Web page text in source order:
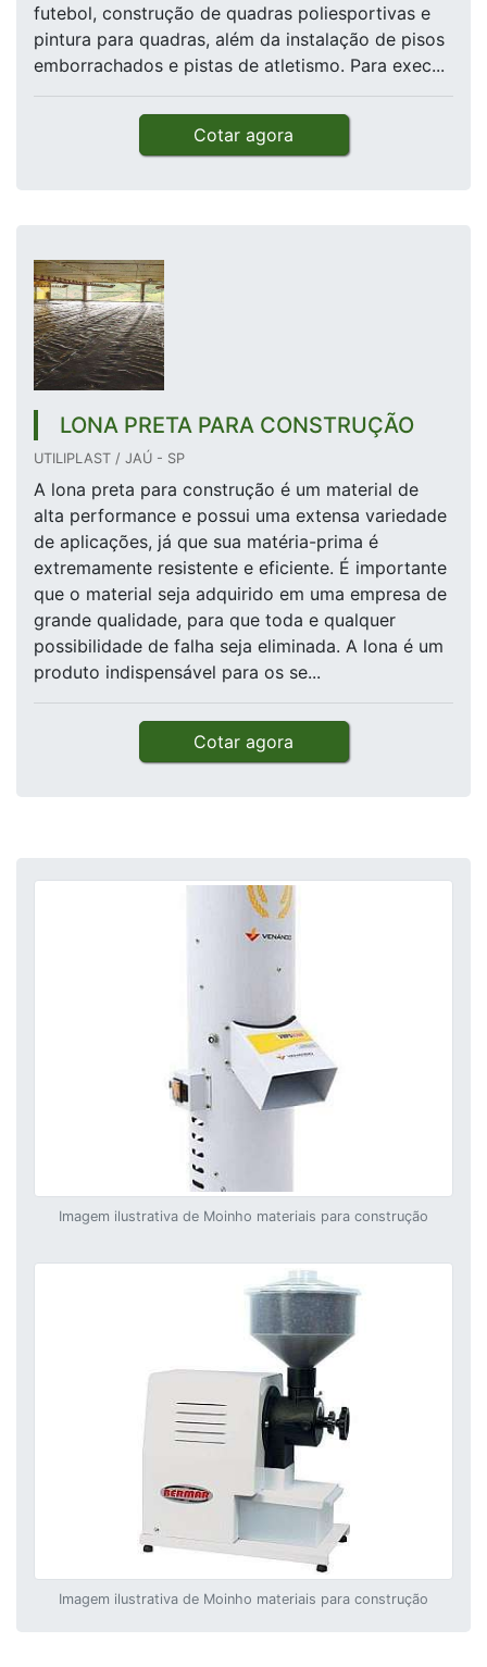
futebol, construção de quadras poliesportivas e
pintura para quadras, além da instalação de pisos
emborrachados e pistas de atletismo. Para exec...
Cotar agora
LONA PRETA PARA CONSTRUÇÃO
UTILIPLAST / JAÚ - SP
A lona preta para construção é um material de
alta performance e possui uma extensa variedade
de aplicações, já que sua matéria-prima é
extremamente resistente e eficiente. É importante
que o material seja adquirido em uma empresa de
grande qualidade, para que toda e qualquer
possibilidade de falha seja eliminada. A lona é um
produto indispensável para os se...
Cotar agora
Imagem ilustrativa de Moinho materiais para construção
Imagem ilustrativa de Moinho materiais para construção